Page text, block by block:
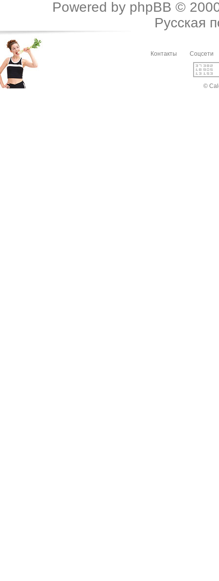
Powered by phpBB ©
Русская
Контакты Соцсети
©